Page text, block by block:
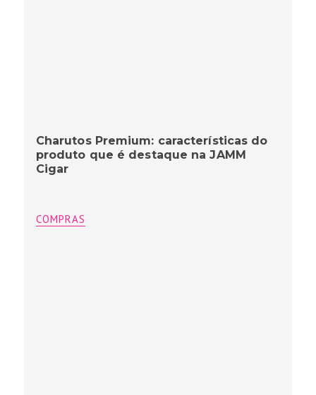
Charutos Premium: características do
produto que é destaque na JAMM
Cigar
COMPRAS